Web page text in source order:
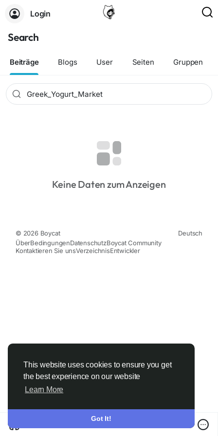
This website uses cookies to ensure you get
the best experience on our website
Learn More
Got It!
Login
Search
Beiträge Blogs User Seiten Gruppen
Keine Daten zum Anzeigen
© 2026 Boycat
Deutsch
ÜberBedingungenDatenschutzBoycat Community
Kontaktieren Sie unsVerzeichnisEntwickler